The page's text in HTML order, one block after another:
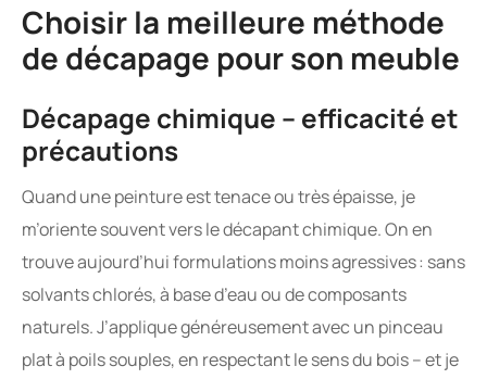
Choisir la meilleure méthode
de décapage pour son meuble
Décapage chimique – efficacité et
précautions
Quand une peinture est tenace ou très épaisse, je
m’oriente souvent vers le décapant chimique. On en
trouve aujourd’hui formulations moins agressives : sans
solvants chlorés, à base d’eau ou de composants
naturels. J’applique généreusement avec un pinceau
plat à poils souples, en respectant le sens du bois – et je